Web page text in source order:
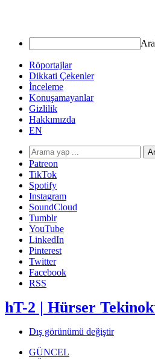
Ara
Röportajlar
Dikkati Çekenler
İnceleme
Konuşamayanlar
Gizlilik
Hakkımızda
EN
Patreon
TikTok
Spotify
Instagram
SoundCloud
Tumblr
YouTube
LinkedIn
Pinterest
Twitter
Facebook
RSS
hT-2 | Hürser
Dış görünümü değiştir
GÜNCEL